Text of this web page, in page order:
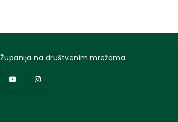
Županija na društvenim mrežama